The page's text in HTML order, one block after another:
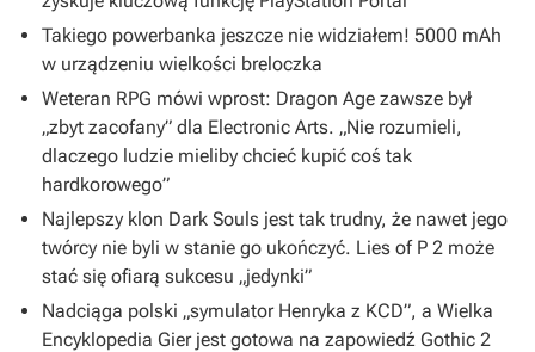
Takiego powerbanka jeszcze nie widziałem! 5000 mAh
w urządzeniu wielkości breloczka
Weteran RPG mówi wprost: Dragon Age zawsze był
„zbyt zacofany” dla Electronic Arts. „Nie rozumieli,
dlaczego ludzie mieliby chcieć kupić coś tak
hardkorowego”
Najlepszy klon Dark Souls jest tak trudny, że nawet jego
twórcy nie byli w stanie go ukończyć. Lies of P 2 może
stać się ofiarą sukcesu „jedynki”
Nadciąga polski „symulator Henryka z KCD”, a Wielka
Encyklopedia Gier jest gotowa na zapowiedź Gothic 2